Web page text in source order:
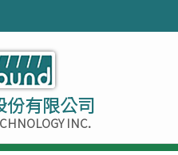
份有限公司
INC.